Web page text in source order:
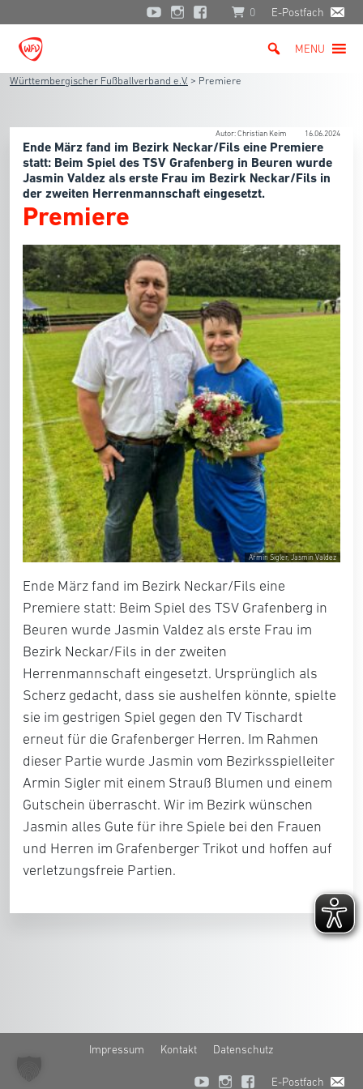
0 E-Postfach
MENU
Württembergischer Fußballverband e.V. > Premiere
Autor: Christian Keim 16.06.2024
Ende März fand im Bezirk Neckar/Fils eine Premiere
statt: Beim Spiel des TSV Grafenberg in Beuren wurde
Jasmin Valdez als erste Frau im Bezirk Neckar/Fils in
der zweiten Herrenmannschaft eingesetzt.
Premiere
Armin Sigler, Jasmin Valdez
Ende März fand im Bezirk Neckar/Fils eine
Premiere statt: Beim Spiel des TSV Grafenberg in
Beuren wurde Jasmin Valdez als erste Frau im
Bezirk Neckar/Fils in der zweiten
Herrenmannschaft eingesetzt. Ursprünglich als
Scherz gedacht, dass sie aushelfen könnte, spielte
sie im gestrigen Spiel gegen den TV Tischardt
erneut für die Grafenberger Herren. Im Rahmen
dieser Partie wurde Jasmin vom Bezirksspielleiter
Armin Sigler mit einem Strauß Blumen und einem
Gutschein überrascht. Wir im Bezirk wünschen
Jasmin alles Gute für ihre Spiele bei den Frauen
und Herren im Grafenberger Trikot und hoffen auf
verletzungsfreie Partien.
Impressum Kontakt Datenschutz
E-Postfach